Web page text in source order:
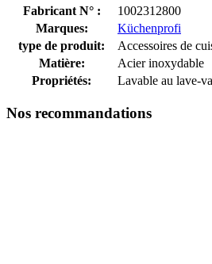
Fabricant N° :
1002312800
Marques:
Küchenprofi
type de produit:
Accessoires de
Matière:
Acier inoxydable
Propriétés:
Lavable au lave-
Nos recommandations